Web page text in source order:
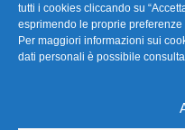
tutti i cookies cliccando su
esprimendo le proprie
Per maggiori informazioni sui
dati personali è possibile
TG
Privacy &